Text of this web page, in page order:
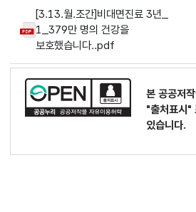
[3.13.월.조간]비대면진료 3년_
1_379만 명의 건강을
보호했습니다..pdf
본 공공저
"출처표시"
있습니다.